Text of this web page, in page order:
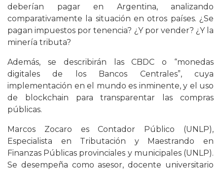
deberían pagar en Argentina, analizando
comparativamente la situación en otros países. ¿Se
pagan impuestos por tenencia? ¿Y por vender? ¿Y la
minería tributa?
Además, se describirán las CBDC o “monedas
digitales de los Bancos Centrales”, cuya
implementación en el mundo es inminente, y el uso
de blockchain para transparentar las compras
públicas.
Marcos Zocaro es Contador Público (UNLP),
Especialista en Tributación y Maestrando en
Finanzas Públicas provinciales y municipales (UNLP).
Se desempeña como asesor, docente universitario